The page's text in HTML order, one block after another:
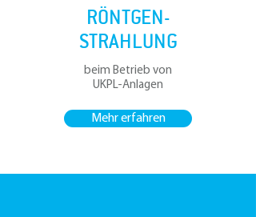
RÖNTGEN-
STRAHLUNG
beim Betrieb von
UKPL-Anlagen
Mehr erfahren